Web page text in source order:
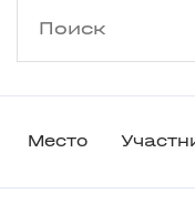
Место